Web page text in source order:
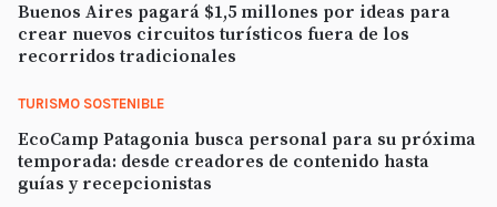
Buenos Aires pagará $1,5 millones por ideas para
crear nuevos circuitos turísticos fuera de los
recorridos tradicionales
TURISMO SOSTENIBLE
EcoCamp Patagonia busca personal para su próxima
temporada: desde creadores de contenido hasta
guías y recepcionistas